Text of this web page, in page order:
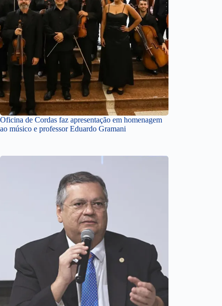
Oficina de Cordas faz apresentação em homenagem
ao músico e professor Eduardo Gramani